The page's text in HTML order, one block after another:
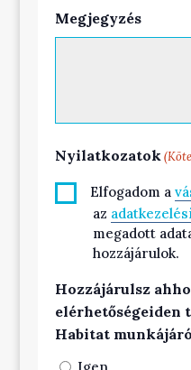
Megjegyzés
Nyilatkozatok
Elfogadom a
az
megadott
hozzájárulok.
Hozzájárulsz
elérhetőségeiden
Habitat